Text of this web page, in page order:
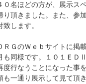
名ほどの方が、展示ス
頂きました。また、参
します。
ＧのＷｅｂサイトに掲
も同様です。１０１ＥＤ
度行なうことになった事
一通り展示して見て頂